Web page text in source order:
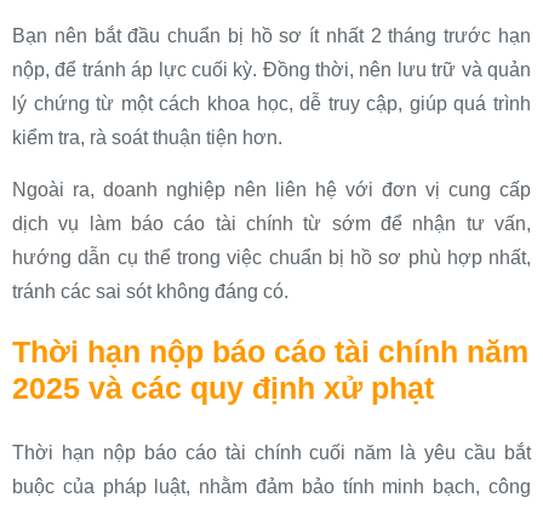
Bạn nên bắt đầu chuẩn bị hồ sơ ít nhất 2 tháng trước hạn
nộp, để tránh áp lực cuối kỳ. Đồng thời, nên lưu trữ và quản
lý chứng từ một cách khoa học, dễ truy cập, giúp quá trình
kiểm tra, rà soát thuận tiện hơn.
Ngoài ra, doanh nghiệp nên liên hệ với đơn vị cung cấp
dịch vụ làm báo cáo tài chính từ sớm để nhận tư vấn,
hướng dẫn cụ thể trong việc chuẩn bị hồ sơ phù hợp nhất,
tránh các sai sót không đáng có.
Thời hạn nộp báo cáo tài chính năm
2025 và các quy định xử phạt
Thời hạn nộp báo cáo tài chính cuối năm là yêu cầu bắt
buộc của pháp luật, nhằm đảm bảo tính minh bạch, công